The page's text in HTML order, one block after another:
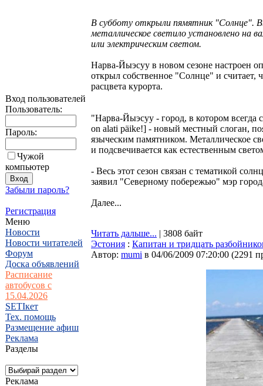
Вход пользователей
Пользователь:
Пароль:
Чужой
компьютер
Забыли пароль?
Регистрация
Меню
Новости
Новости читателей
Форум
Доска объявлений
Расписание
автобусов с
15.04.2026
SETIкет
Тех. помощь
Размещение афиш
Реклама
Разделы
Реклама
В субботу открыли пямятник "Солнце".
металлическое светило установлено на
или электрическим светом.
Нарва-Йыэсуу в новом сезоне настроен
открыл собственное "Солнце" и считает,
расцвета курорта.
"Нарва-Йыэсуу - город, в котором всегда
on alati päike!] - новый местный слоган,
языческим памятником. Металлическое
и подсвечивается как естественным
- Весь этот сезон связан с тематикой
заявил "Северному побережью" мэр
Далее...
Читать дальше... | 3808 байт
Эстония : Капитан и тридцать
Автор: mumi в 04/06/2009 07:20:00 (2291